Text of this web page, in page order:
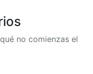
no comienzas el